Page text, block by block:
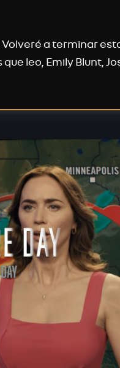
a terminar
leo, Emily Blunt,